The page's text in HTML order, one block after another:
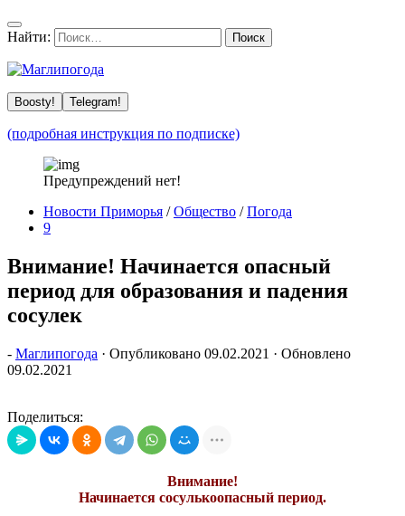
Найти:
Boosty! Telegram!
(подробная инструкция по подписке)
Предупреждений нет!
Новости Приморья / Общество / Погода
9
Внимание! Начинается опасный
период для образования и падения
сосулек
- Маглипогода · Опубликовано 09.02.2021 · Обновлено
09.02.2021
Поделиться:
Внимание!
Начинается сосулькоопасный период.